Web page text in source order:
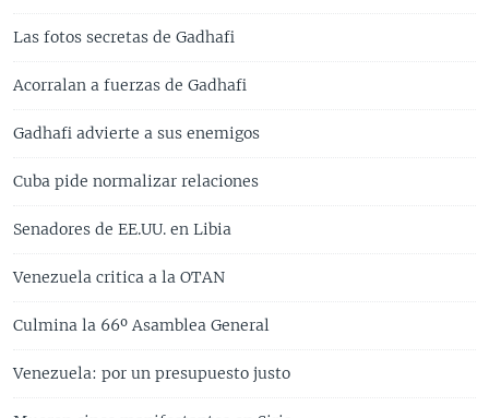
Las fotos secretas de Gadhafi
Acorralan a fuerzas de Gadhafi
Gadhafi advierte a sus enemigos
Cuba pide normalizar relaciones
Senadores de EE.UU. en Libia
Venezuela critica a la OTAN
Culmina la 66º Asamblea General
Venezuela: por un presupuesto justo